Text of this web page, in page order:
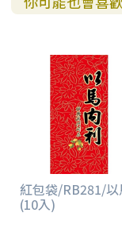
紅包袋/RB281/以
(10入)